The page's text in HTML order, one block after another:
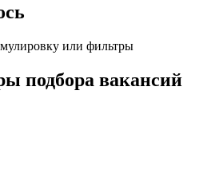
или фильтры
подбора вакансий